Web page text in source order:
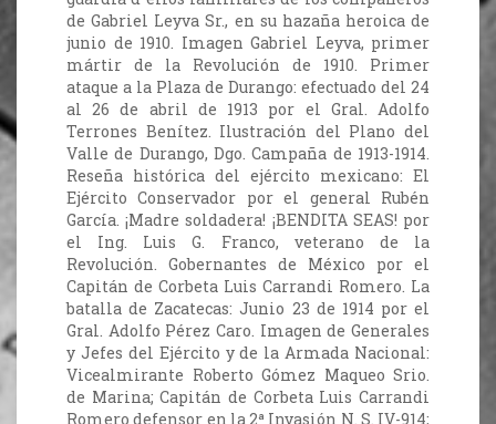
de Gabriel Leyva Sr., en su hazaña heroica de
junio de 1910. Imagen Gabriel Leyva, primer
mártir de la Revolución de 1910. Primer
ataque a la Plaza de Durango: efectuado del 24
al 26 de abril de 1913 por el Gral. Adolfo
Terrones Benítez. Ilustración del Plano del
Valle de Durango, Dgo. Campaña de 1913-1914.
Reseña histórica del ejército mexicano: El
Ejército Conservador por el general Rubén
García. ¡Madre soldadera! ¡BENDITA SEAS! por
el Ing. Luis G. Franco, veterano de la
Revolución. Gobernantes de México por el
Capitán de Corbeta Luis Carrandi Romero. La
batalla de Zacatecas: Junio 23 de 1914 por el
Gral. Adolfo Pérez Caro. Imagen de Generales
y Jefes del Ejército y de la Armada Nacional:
Vicealmirante Roberto Gómez Maqueo Srio.
de Marina; Capitán de Corbeta Luis Carrandi
Romero defensor en la 2ª Invasión N. S. IV-914;